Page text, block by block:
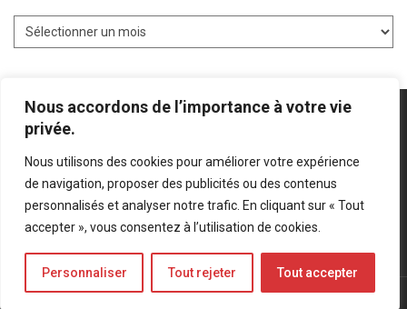
Nous accordons de l’importance à votre vie
privée.
Nous utilisons des cookies pour améliorer votre expérience
de navigation, proposer des publicités ou des contenus
personnalisés et analyser notre trafic. En cliquant sur « Tout
accepter », vous consentez à l’utilisation de cookies.
Personnaliser Tout rejeter Tout accepter
Mentions légales Politique de confidentialité
Bluesky
LinkedIn
Twitter
© Forces Operations Blog - 2022